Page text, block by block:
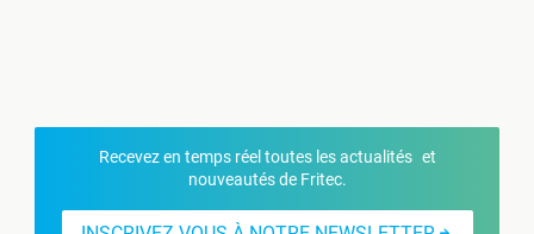
Recevez en temps réel toutes les actualités et
nouveautés de Fritec.